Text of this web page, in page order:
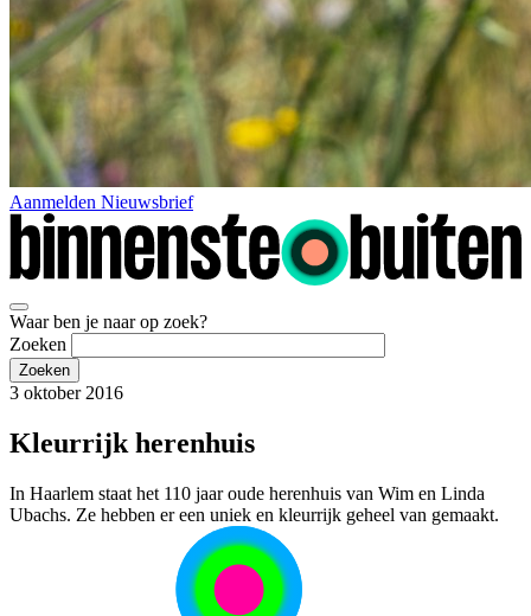
Aanmelden Nieuwsbrief
Waar ben je naar op zoek?
Zoeken
3 oktober 2016
Kleurrijk herenhuis
In Haarlem staat het 110 jaar oude herenhuis van Wim en Linda
Ubachs. Ze hebben er een uniek en kleurrijk geheel van gemaakt.